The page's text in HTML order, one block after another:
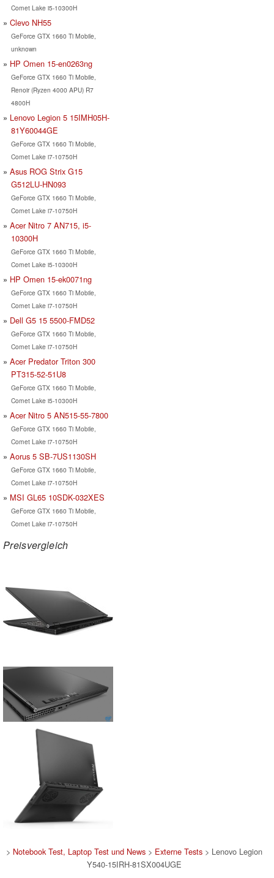
Comet Lake i5-10300H
Clevo NH55
GeForce GTX 1660 Ti Mobile,
unknown
HP Omen 15-en0263ng
GeForce GTX 1660 Ti Mobile,
Renoir (Ryzen 4000 APU) R7
4800H
Lenovo Legion 5 15IMH05H-
81Y60044GE
GeForce GTX 1660 Ti Mobile,
Comet Lake i7-10750H
Asus ROG Strix G15
G512LU-HN093
GeForce GTX 1660 Ti Mobile,
Comet Lake i7-10750H
Acer Nitro 7 AN715, i5-
10300H
GeForce GTX 1660 Ti Mobile,
Comet Lake i5-10300H
HP Omen 15-ek0071ng
GeForce GTX 1660 Ti Mobile,
Comet Lake i7-10750H
Dell G5 15 5500-FMD52
GeForce GTX 1660 Ti Mobile,
Comet Lake i7-10750H
Acer Predator Triton 300
PT315-52-51U8
GeForce GTX 1660 Ti Mobile,
Comet Lake i5-10300H
Acer Nitro 5 AN515-55-7800
GeForce GTX 1660 Ti Mobile,
Comet Lake i7-10750H
Aorus 5 SB-7US1130SH
GeForce GTX 1660 Ti Mobile,
Comet Lake i7-10750H
MSI GL65 10SDK-032XES
GeForce GTX 1660 Ti Mobile,
Comet Lake i7-10750H
Preisvergleich
> Notebook Test, Laptop Test und News> Externe Tests> Lenovo Legion
Y540-15IRH-81SX004UGE